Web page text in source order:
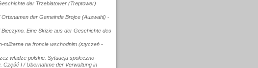
der Trzebiatower (Treptower)
der Gemeinde Brojce (Auswahl) -
Eine Skizie aus der Geschichte des
militarna na froncie wschodnim (styczeń -
władze polskie. Sytuacja społeczno-
I / Übernahme der Verwaltung in